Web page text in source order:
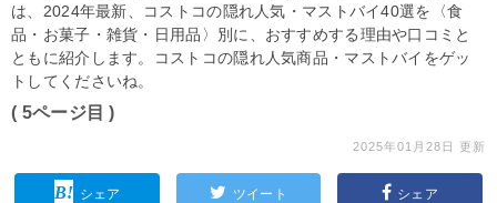
は、2024年最新、コストコの隠れ人気・マストバイ40選を〈食
品・お菓子・雑貨・日用品〉別に、おすすめする理由や口コミと
ともに紹介します。コストコの隠れ人気商品・マストバイをゲッ
トしてくださいね。
( 5ページ目 )
2025年01月28日 更新
シェア ツイート シェア